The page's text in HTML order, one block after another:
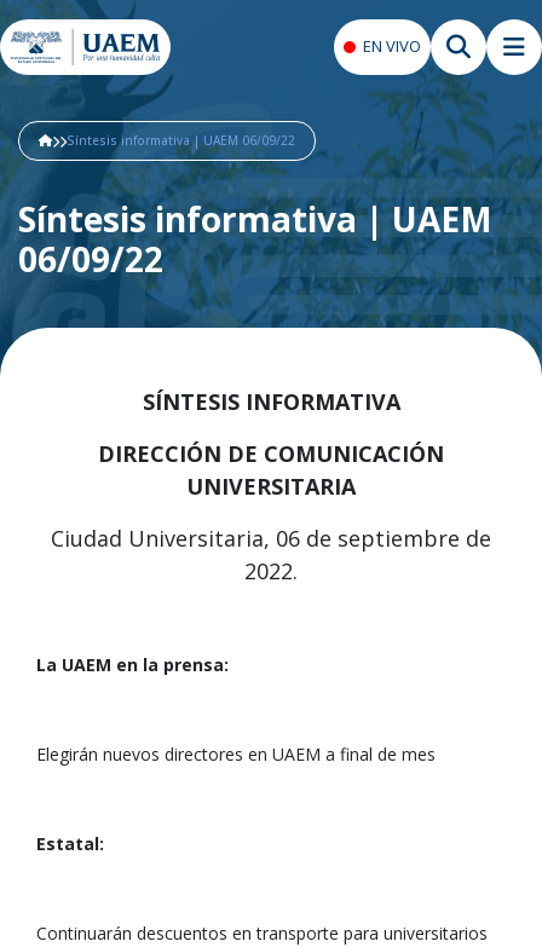
EN VIVO
Síntesis informativa | UAEM 06/09/22
Síntesis informativa | UAEM
06/09/22
SÍNTESIS INFORMATIVA
DIRECCIÓN DE COMUNICACIÓN
UNIVERSITARIA
Ciudad Universitaria, 06 de septiembre de
2022.
La UAEM en la prensa:
Elegirán nuevos directores en UAEM a final de mes
Estatal:
Continuarán descuentos en transporte para universitarios